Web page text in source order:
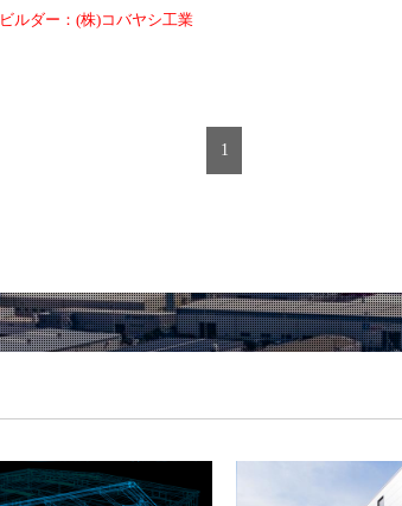
ビルダー：(株)コバヤシ工業
1